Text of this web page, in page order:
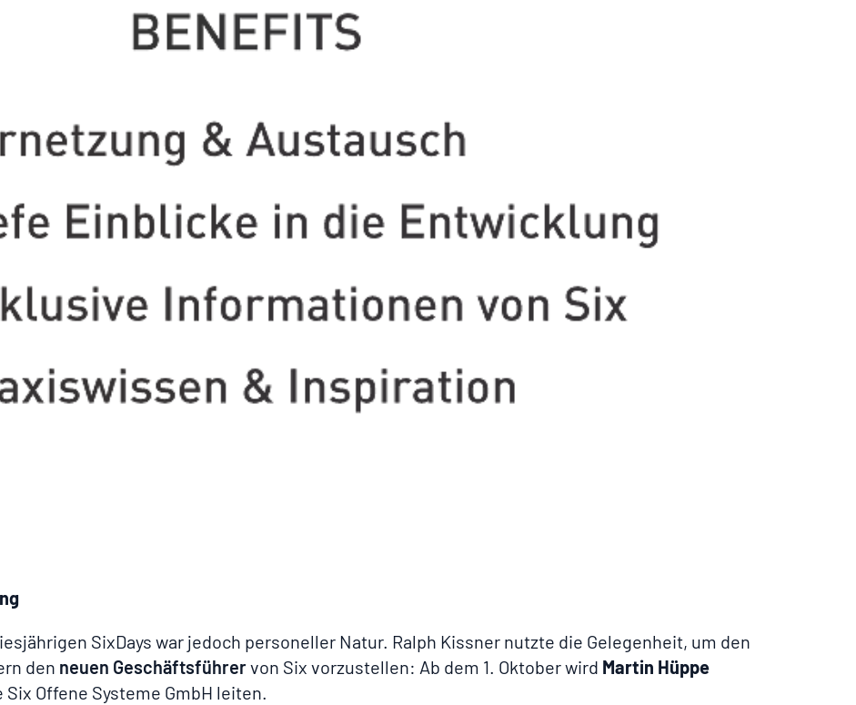
SixDays war jedoch personeller Natur. Ralph Kissner nutzte die Gelegenheit, um den
den neuen Geschäftsführervon Six vorzustellen: Ab dem 1. Oktober wird Martin Hüppe
Six Offene Systeme GmbH leiten.